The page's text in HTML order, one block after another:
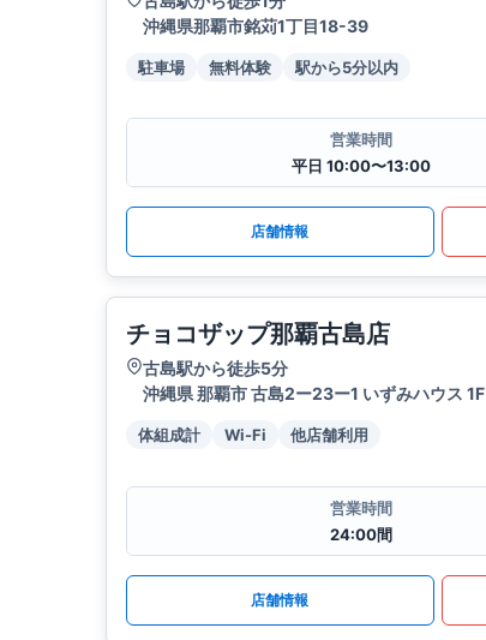
沖縄県那覇市銘苅1丁目18-39
駐車場 無料体験 駅から5分以内
営業時間
平日 10:00〜13:00
店舗情報
チョコザップ那覇古島店
古島駅から徒歩5分
沖縄県 那覇市 古島2ー23ー1 いずみハウス 1F
体組成計 Wi-Fi 他店舗利用
営業時間
24:00間
店舗情報